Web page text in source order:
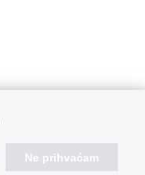
Ne prihvaćam